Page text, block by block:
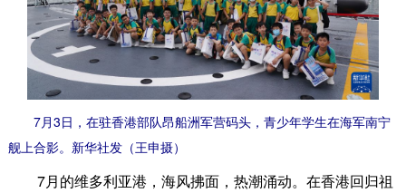
7月3日，在驻香港部队昂船洲军营码头，青少年学生在海军南宁
舰上合影。新华社发（王申摄）
7月的维多利亚港，海风拂面，热潮涌动。在香港回归祖